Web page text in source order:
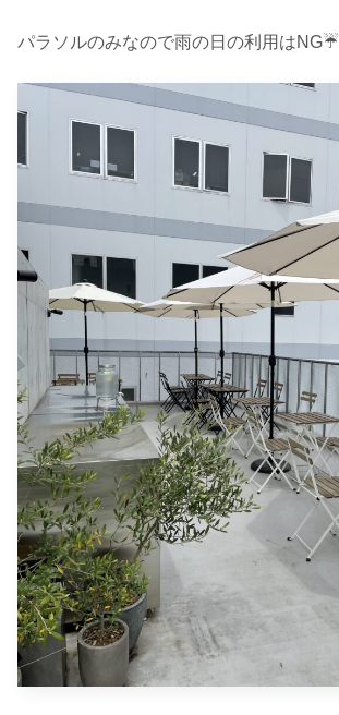
パラソルのみなので雨の日の利用はNG☔️